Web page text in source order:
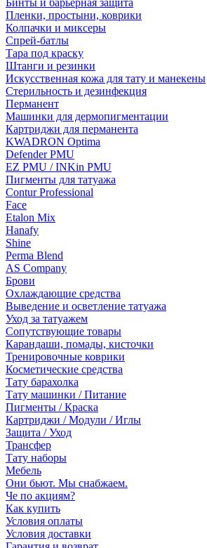
Бинты и барьерная защита
Пленки, простыни, коврики
Колпачки и миксеры
Спрей-батлы
Тара под краску
Штанги и резинки
Искусственная кожа для тату и манекены
Стерильность и дезинфекция
Перманент
Машинки для дермопигментации
Картриджи для перманента
KWADRON Optima
Defender PMU
EZ PMU / INKin PMU
Пигменты для татуажа
Contur Professional
Face
Etalon Mix
Hanafy
Shine
Perma Blend
AS Company
Брови
Охлаждающие средства
Выведение и осветление татуажа
Уход за татуажем
Сопутствующие товары
Карандаши, помады, кисточки
Тренировочные коврики
Косметические средства
Тату барахолка
Тату машинки / Питание
Пигменты / Краска
Картриджи / Модули / Иглы
Защита / Уход
Трансфер
Тату наборы
Мебель
Они бьют. Мы снабжаем.
Че по акциям?
Как купить
Условия оплаты
Условия доставки